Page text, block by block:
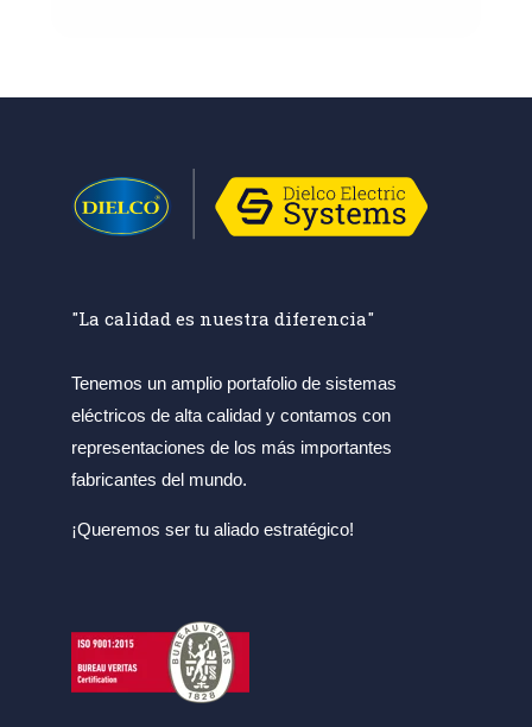
"La calidad es nuestra diferencia"
Tenemos un amplio portafolio de sistemas
eléctricos de alta calidad y contamos con
representaciones de los más importantes
fabricantes del mundo.
¡Queremos ser tu aliado estratégico!